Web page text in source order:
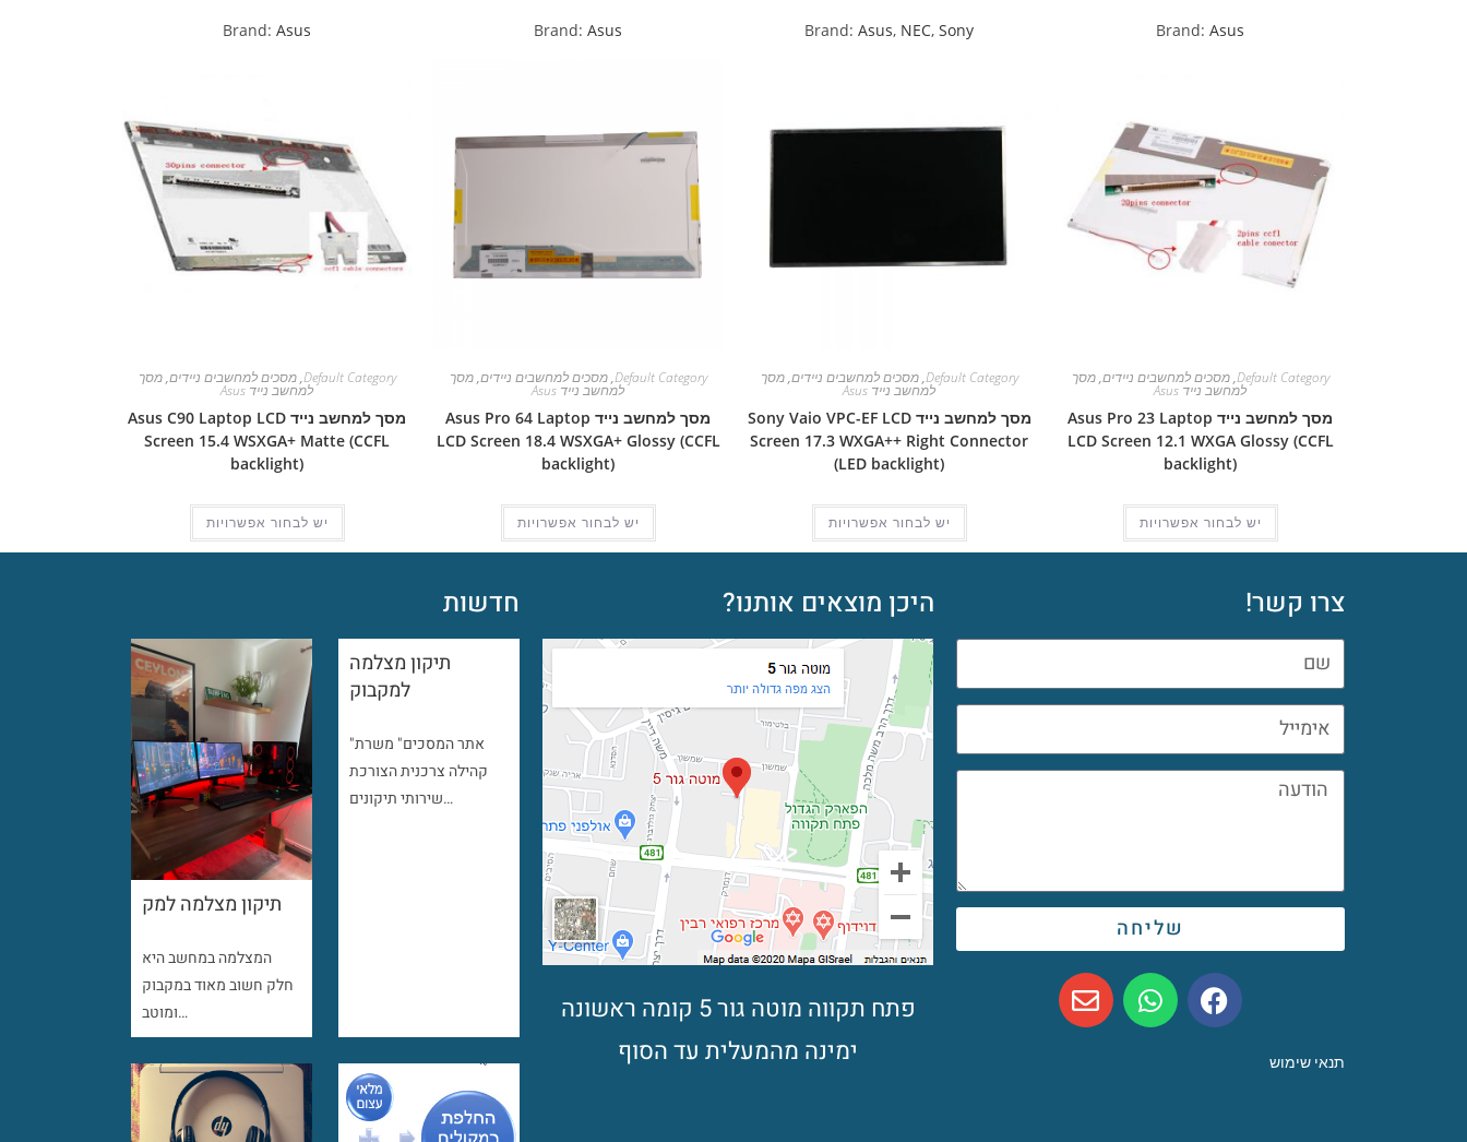
Brand: Asus
Default Category
,מסכים למחשבים ניידים,מסך
למחשב נייד Asus
מסך למחשב נייד Asus Pro 23 Laptop
LCD Screen 12.1 WXGA Glossy (CCFL
backlight)
יש לבחור אפשרויות
Brand: Asus, NEC, Sony
Default Category
,מסכים למחשבים ניידים,מסך
למחשב נייד Asus
מסך למחשב נייד Sony Vaio VPC-EF LCD
Screen 17.3 WXGA++ Right Connector
(LED backlight)
יש לבחור אפשרויות
Brand: Asus
Default Category
,מסכים למחשבים ניידים,מסך
למחשב נייד Asus
מסך למחשב נייד Asus Pro 64 Laptop
LCD Screen 18.4 WSXGA+ Glossy (CCFL
backlight)
יש לבחור אפשרויות
Brand: Asus
Default Category
,מסכים למחשבים ניידים,מסך
למחשב נייד Asus
מסך למחשב נייד Asus C90 Laptop LCD
Screen 15.4 WSXGA+ Matte (CCFL
backlight)
יש לבחור אפשרויות
צרו קשר!
שליחה
תנאי שימוש
היכן מוצאים אותנו?
פתח תקווה מוטה גור 5 קומה ראשונה
ימינה מהמעלית עד הסוף
חדשות
תיקון מצלמה למק
המצלמה במחשב היא
חלק חשוב מאוד במקבוק
ומוטב…
תיקון מצלמה
למקבוק
"אתר המסכים" משרת
קהילה צרכנית הצורכת
שירותי תיקונים…